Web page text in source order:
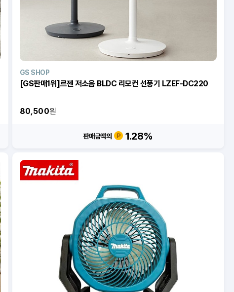
GS SHOP
[GS판매1위]르젠 저소음 BLDC 리모컨 선풍기 LZEF-DC220
80,500원
판매금액의 1.28%